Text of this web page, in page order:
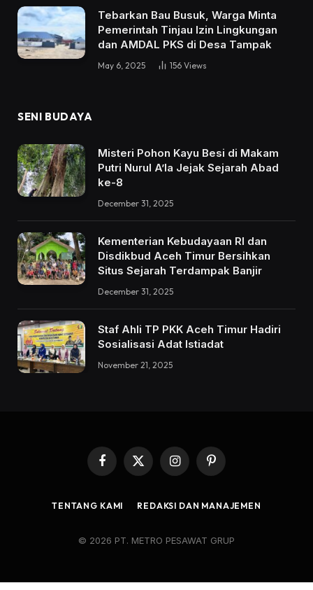
Tebarkan Bau Busuk, Warga Minta
Pemerintah Tinjau Izin Lingkungan
dan AMDAL PKS di Desa Tampak
May 6, 2025 156 Views
SENI BUDAYA
Misteri Pohon Kayu Besi di Makam
Putri Nurul A’la Jejak Sejarah Abad
ke-8
December 31, 2025
Kementerian Kebudayaan RI dan
Disdikbud Aceh Timur Bersihkan
Situs Sejarah Terdampak Banjir
December 31, 2025
Staf Ahli TP PKK Aceh Timur Hadiri
Sosialisasi Adat Istiadat
November 21, 2025
Facebook
X
(Twitter)
InstagramPinterest
TENTANG KAMI REDAKSI DAN MANAJEMEN
© 2026 PT. METRO PESAWAT GRUP